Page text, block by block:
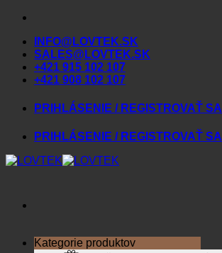
Skip
contentINFO@LOVTEK.SK
SALES@LOVTEK.SK
+421 915 102 107
+421 908 102 107
PRIHLÁSENIE / REGISTROVAŤ SA
PRIHLÁSENIE / REGISTROVAŤ SA
Kategorie produktov